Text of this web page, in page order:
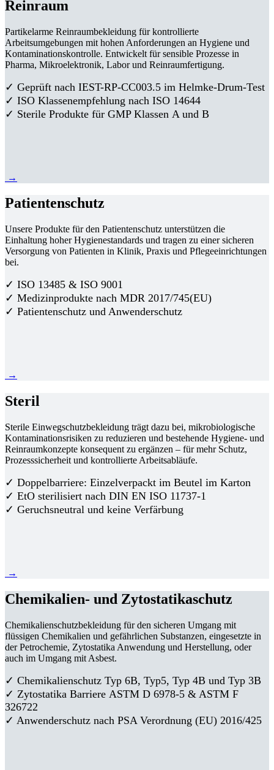
Reinraum
Partikelarme Reinraumbekleidung für kontrollierte
Arbeitsumgebungen mit hohen Anforderungen an Hygiene und
Kontaminationskontrolle. Entwickelt für sensible Prozesse in
Pharma, Mikroelektronik, Labor und Reinraumfertigung.
✓ Geprüft nach IEST-RP-CC003.5 im Helmke-Drum-Test
✓ ISO Klassenempfehlung nach ISO 14644
✓ Sterile Produkte für GMP Klassen A und B
→
Patientenschutz
Unsere Produkte für den Patientenschutz unterstützen die
Einhaltung hoher Hygienestandards und tragen zu einer sicheren
Versorgung von Patienten in Klinik, Praxis und Pflegeeinrichtungen
bei.
✓ ISO 13485 & ISO 9001
✓ Medizinprodukte nach MDR 2017/745(EU)
✓ Patientenschutz und Anwenderschutz
→
Steril
Sterile Einwegschutzbekleidung trägt dazu bei, mikrobiologische
Kontaminationsrisiken zu reduzieren und bestehende Hygiene- und
Reinraumkonzepte konsequent zu ergänzen – für mehr Schutz,
Prozesssicherheit und kontrollierte Arbeitsabläufe.
✓ Doppelbarriere: Einzelverpackt im Beutel im Karton
✓ EtO sterilisiert nach DIN EN ISO 11737-1
✓ Geruchsneutral und keine Verfärbung
→
Chemikalien- und Zytostatikaschutz
Chemikalienschutzbekleidung für den sicheren Umgang mit
flüssigen Chemikalien und gefährlichen Substanzen, eingesetzte in
der Petrochemie, Zytostatika Anwendung und Herstellung, oder
auch im Umgang mit Asbest.
✓ Chemikalienschutz Typ 6B, Typ5, Typ 4B und Typ 3B
✓ Zytostatika Barriere ASTM D 6978-5 & ASTM F
326722
✓ Anwenderschutz nach PSA Verordnung (EU) 2016/425